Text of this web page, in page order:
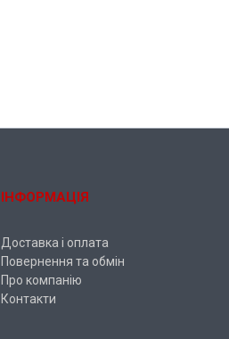
ІНФОРМАЦІЯ
Доставка і оплата
Повернення та обмін
Про компанію
Контакти